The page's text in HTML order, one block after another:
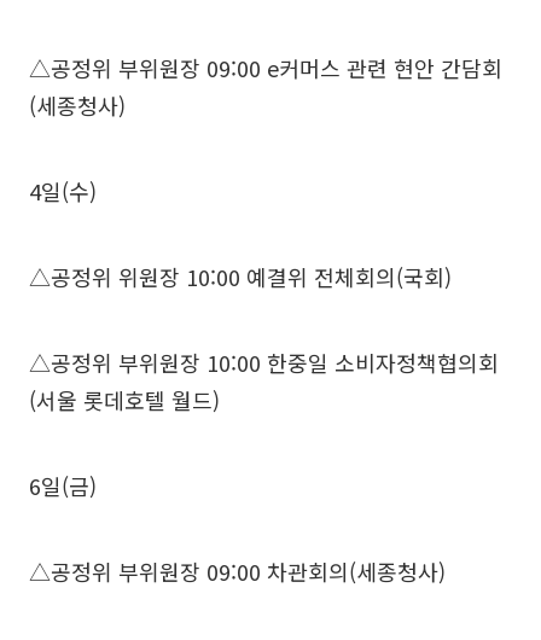
△공정위 부위원장 09:00 e커머스 관련 현안 간담회
(세종청사)
4일(수)
△공정위 위원장 10:00 예결위 전체회의(국회)
△공정위 부위원장 10:00 한중일 소비자정책협의회
(서울 롯데호텔 월드)
6일(금)
△공정위 부위원장 09:00 차관회의(세종청사)